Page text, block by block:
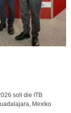
soll die ITB
Mexiko